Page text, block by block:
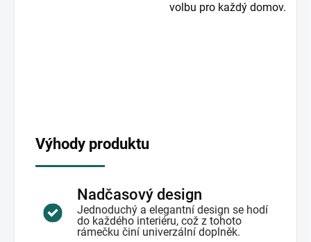
volbu pro každý domov.
Výhody produktu
Nadčasový design
Jednoduchý a elegantní design se hodí
do každého interiéru, což z tohoto
rámečku činí univerzální doplněk.